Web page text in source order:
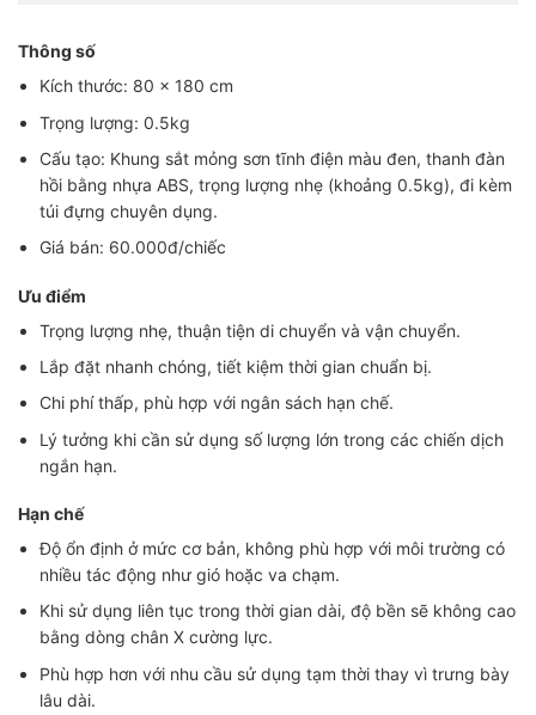
Thông số
Kích thước: 80 × 180 cm
Trọng lượng: 0.5kg
Cấu tạo: Khung sắt mỏng sơn tĩnh điện màu đen, thanh đàn
hồi bằng nhựa ABS, trọng lượng nhẹ (khoảng 0.5kg), đi kèm
túi đựng chuyên dụng.
Giá bán: 60.000đ/chiếc
Ưu điểm
Trọng lượng nhẹ, thuận tiện di chuyển và vận chuyển.
Lắp đặt nhanh chóng, tiết kiệm thời gian chuẩn bị.
Chi phí thấp, phù hợp với ngân sách hạn chế.
Lý tưởng khi cần sử dụng số lượng lớn trong các chiến dịch
ngắn hạn.
Hạn chế
Độ ổn định ở mức cơ bản, không phù hợp với môi trường có
nhiều tác động như gió hoặc va chạm.
Khi sử dụng liên tục trong thời gian dài, độ bền sẽ không cao
bằng dòng chân X cường lực.
Phù hợp hơn với nhu cầu sử dụng tạm thời thay vì trưng bày
lâu dài.